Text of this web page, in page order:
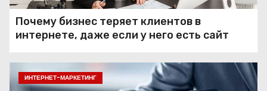
Почему бизнес теряет клиентов в
интернете, даже если у него есть сайт
ИНТЕРНЕТ-МАРКЕТИНГ